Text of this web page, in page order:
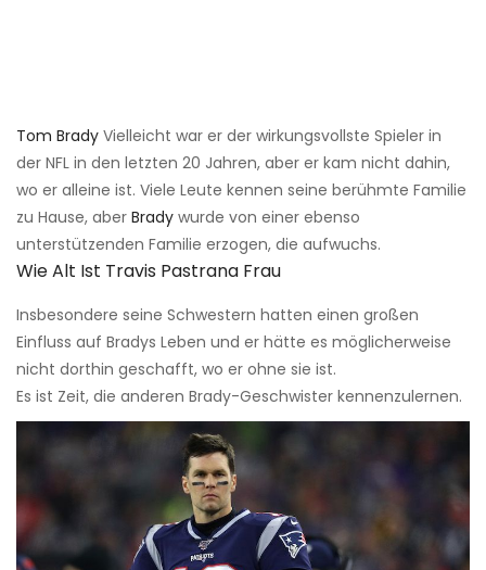
Tom Brady Vielleicht war er der wirkungsvollste Spieler in
der NFL in den letzten 20 Jahren, aber er kam nicht dahin,
wo er alleine ist. Viele Leute kennen seine berühmte Familie
zu Hause, aber Brady wurde von einer ebenso
unterstützenden Familie erzogen, die aufwuchs.
Wie Alt Ist Travis Pastrana Frau
Insbesondere seine Schwestern hatten einen großen
Einfluss auf Bradys Leben und er hätte es möglicherweise
nicht dorthin geschafft, wo er ohne sie ist.
Es ist Zeit, die anderen Brady-Geschwister kennenzulernen.